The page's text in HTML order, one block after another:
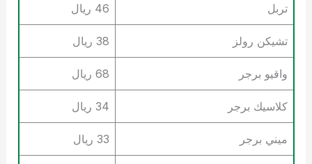
تربل 46 ريال
تشيكن رولز 38 ريال
واقيو برجر 68 ريال
كلاسيك برجر 34 ريال
ميني برجر 33 ريال